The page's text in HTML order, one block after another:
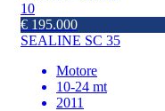
10
€ 195.000
SEALINE SC 35
Motore
10-24 mt
2011